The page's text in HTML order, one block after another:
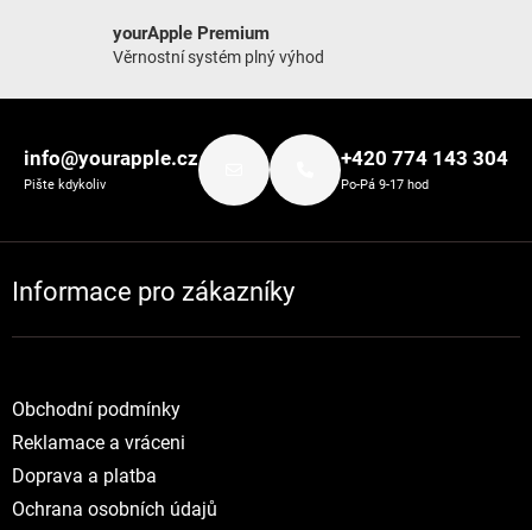
yourApple Premium
Věrnostní systém plný výhod
info@yourapple.cz
Pište kdykoliv
+420 774 143 304
Po-Pá 9-17 hod
Informace pro zákazníky
Obchodní podmínky
Reklamace a vráceni
Doprava a platba
Ochrana osobních údajů